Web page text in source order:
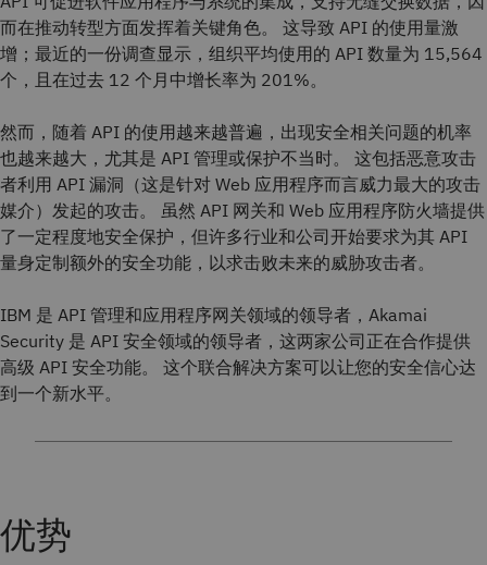
而在推动转型方面发挥着关键角色。 这导致 API 的使用量激
增；最近的一份调查显示，组织平均使用的 API 数量为 15,564
个，且在过去 12 个月中增长率为 201%。
然而，随着 API 的使用越来越普遍，出现安全相关问题的机率
也越来越大，尤其是 API 管理或保护不当时。 这包括恶意攻击
者利用 API 漏洞（这是针对 Web 应用程序而言威力最大的攻击
媒介）发起的攻击。 虽然 API 网关和 Web 应用程序防火墙提供
了一定程度地安全保护，但许多行业和公司开始要求为其 API
量身定制额外的安全功能，以求击败未来的威胁攻击者。
IBM 是 API 管理和应用程序网关领域的领导者，Akamai
Security 是 API 安全领域的领导者，这两家公司正在合作提供
高级 API 安全功能。 这个联合解决方案可以让您的安全信心达
到一个新水平。
优势